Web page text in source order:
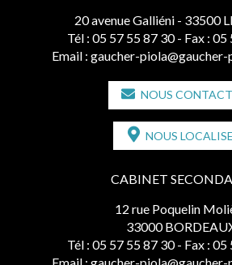
20 avenue Galliéni - 33500
Tél : 05 57 55 87 30 - Fax : 05
Email : gaucher-
NOUS
NOUS
CABINET
12 rue Poquelin
33000
Tél : 05 57 55 87 30 - Fax : 05